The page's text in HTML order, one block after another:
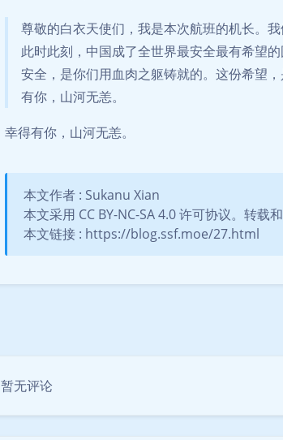
尊敬的白衣天使们，我是本次航班的机长。
此时此刻，中国成了全世界最安全最有希望
安全，是你们用血肉之躯铸就的。这份希望
有你，山河无恙。
幸得有你，山河无恙。
本文作者 : Sukanu Xian
本文采用 CC BY-NC-SA 4.0 许可协议。转载
本文链接 : https://blog.ssf.moe/27.html
暂无评论